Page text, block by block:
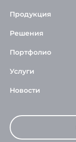
Продукция
Решения
Портфолио
Услуги
Новости